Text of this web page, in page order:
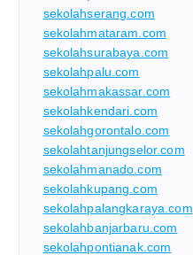
sekolahserang.com
sekolahmataram.com
sekolahsurabaya.com
sekolahpalu.com
sekolahmakassar.com
sekolahkendari.com
sekolahgorontalo.com
sekolahtanjungselor.com
sekolahmanado.com
sekolahkupang.com
sekolahpalangkaraya.com
sekolahbanjarbaru.com
sekolahpontianak.com